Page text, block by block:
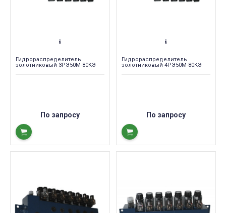
Гидрораспределитель
золотниковый 3РЭ50М-80КЭ
По запросу
Гидрораспределитель
золотниковый 4РЭ50М-80КЭ
По запросу